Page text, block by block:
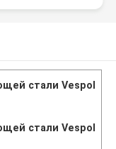
стали Vespol
стали Vespol